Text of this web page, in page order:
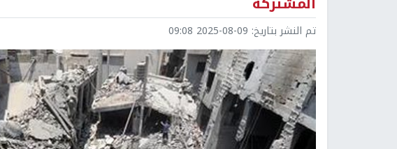
تم النشر بتاريخ: 2025-08-09 09:08